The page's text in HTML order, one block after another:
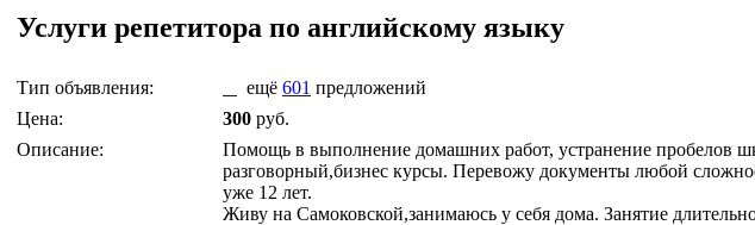
Услуги репетитора по английскому языку
Тип объявления: ещё 601 предложений
Цена:
300 руб.
Описание:
Помощь в выполнение домашних работ, устранение пробелов
разговорный,бизнес курсы. Перевожу документы любой
уже 12 лет.
Живу на Самоковской,занимаюсь у себя дома. Занятие